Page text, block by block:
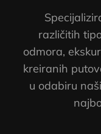
različitih
odmora,
kreiranih
u odabiru